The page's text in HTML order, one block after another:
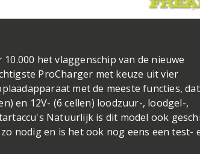
het vlaggenschip van de nieuwe
ProCharger met keuze uit vier
met de meeste functies, dat
en 12V- (6 cellen) loodzuur-, loodgel-,
Natuurlijk is dit model ook
nodig en is het ook nog eens een test-